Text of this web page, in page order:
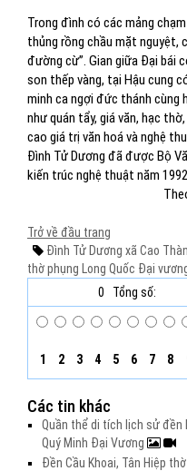
Trong đình có các mảng
thủng rồng chầu mặt nguyệt,
đường cừ”. Gian giữa Đại bái
son thếp vàng, tại Hậu cung
minh ca ngợi đức thánh cùng
như quán tẩy, giá văn, hạc
cao giá trị văn hoá và nghệ
Đình Tử Dương đã được Bộ
kiến trúc nghệ thuật năm
Trở về đầu trang
Đình Tử Dương xã Cao
thờ phụng Long Quốc Đại
0
Tổng số:
1 2 3 4 5 6 7 8
Các tin khác
Quần thể di tích lịch sử đền
Quý Minh Đại Vương
Đền Cầu Khoai, Tân Hiệp